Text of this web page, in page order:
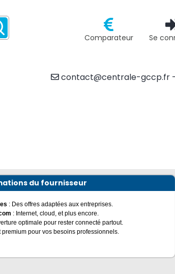
Comparateur Se
contact@centrale-gccp.fr -
du fournisseur
: Des offres adaptées aux entreprises.
: Internet, cloud, et plus encore.
optimale pour rester connecté partout.
premium pour vos besoins professionnels.